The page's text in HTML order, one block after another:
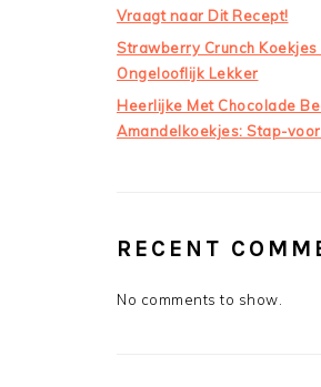
Vraagt naar Dit Recept!
Strawberry Crunch Koekjes
Ongelooflijk Lekker
Heerlijke Met Chocolade
Amandelkoekjes: Stap-
RECENT
No comments to show.